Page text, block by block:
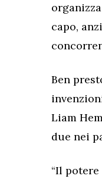
capo,
Ben
Liam
due nei
“Il